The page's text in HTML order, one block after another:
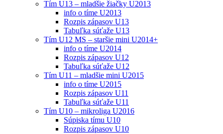
Tím U13 – mladšie žiačky U2013
info o tíme U2013
Rozpis zápasov U13
Tabuľka súťaže U13
Tím U12 MS – staršie mini U2014+
info o tíme U2014
Rozpis zápasov U12
Tabuľka súťaže U12
Tím U11 – mladšie mini U2015
info o tíme U2015
Rozpis zápasov U11
Tabuľka súťaže U11
Tím U10 – mikroliga U2016
Súpiska tímu U10
Rozpis zápasov U10